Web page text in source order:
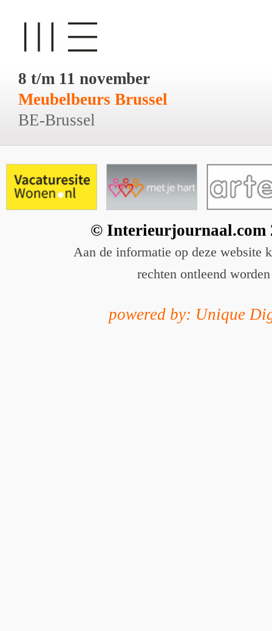
8 t/m 11 november
Meubelbeurs Brussel
BE-Brussel
© Interieurjournaal.com
Aan de informatie op deze website
rechten ontleend worden
powered by: Unique